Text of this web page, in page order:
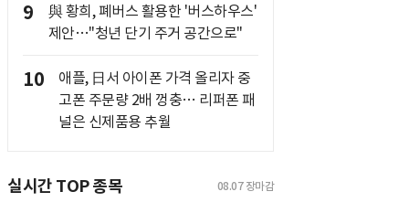
9
與 황희, 폐버스 활용한 '버스하우스'
제안…"청년 단기 주거 공간으로"
10
애플, 日서 아이폰 가격 올리자 중
고폰 주문량 2배 껑충… 리퍼폰 패
널은 신제품용 추월
실시간 TOP 종목 08.07 장마감